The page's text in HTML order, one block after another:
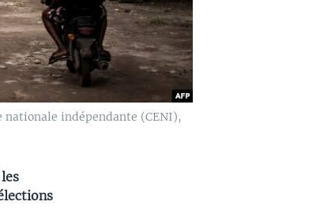
indépendante (CENI),